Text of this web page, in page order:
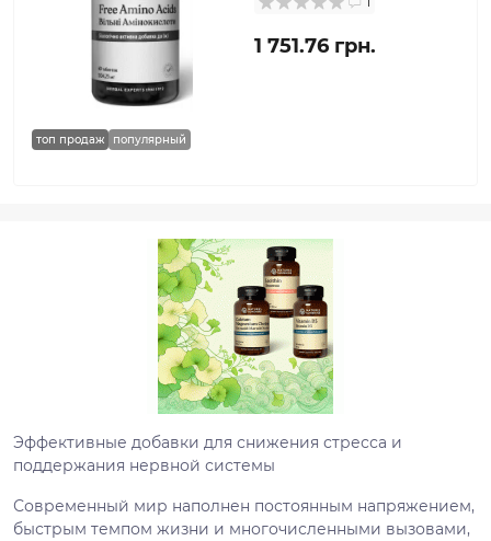
топ продаж популярный
1 751.76 грн.
Эффективные добавки для снижения стресса и
поддержания нервной системы
Современный мир наполнен постоянным напряжением,
быстрым темпом жизни и многочисленными вызовами,